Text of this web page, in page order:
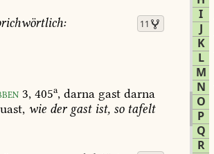
11
3, 405a, darna gast darna
wie dergastist, sotafelt
I
J
K
L
M
N
O
P
Q
R